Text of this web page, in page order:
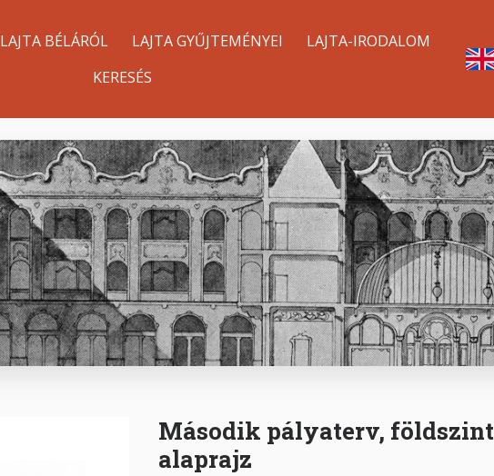
LAJTA BÉLÁRÓL LAJTA GYŰJTEMÉNYEI
LAJTA-IRODALOM
KERESÉS
Második pályaterv,
alaprajz